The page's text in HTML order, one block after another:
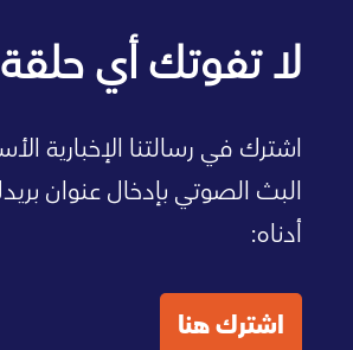
صفحة الصندوق الرئيسية
لا تفوتك أي حلقة!
اشترك في رسالتنا الإخبارية
البث الصوتي بإدخال عنوان بريدك
أدناه:
اشترك هنا